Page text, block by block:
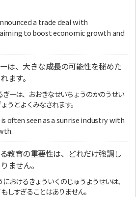
a trade deal with
to boost economic growth and
は、大きな成長の可能性を秘めた
ます。
ぎーは、おおきなせいちょうのかのうせい
うとよくみなされます。
often seen as a sunrise industry with
教育の重要性は、どれだけ強調し
ません。
おけるきょういくのじゅうようせいは、
しすぎることはありません。